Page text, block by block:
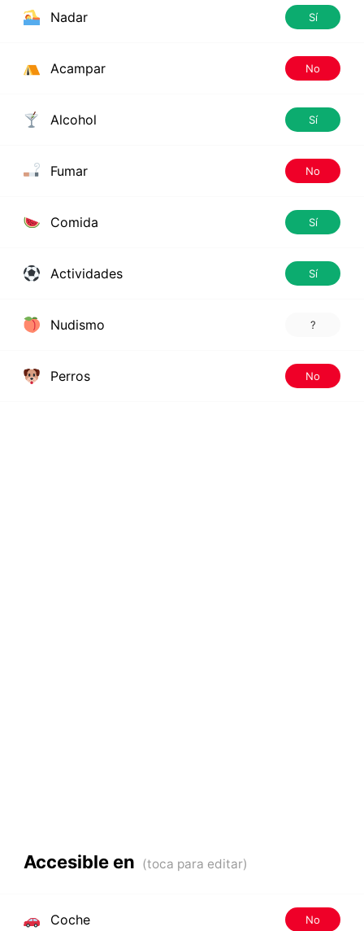
Nadar Sí
Acampar No
Alcohol Sí
Fumar No
Comida Sí
Actividades Sí
Nudismo ?
Perros No
Accesible en
Coche No